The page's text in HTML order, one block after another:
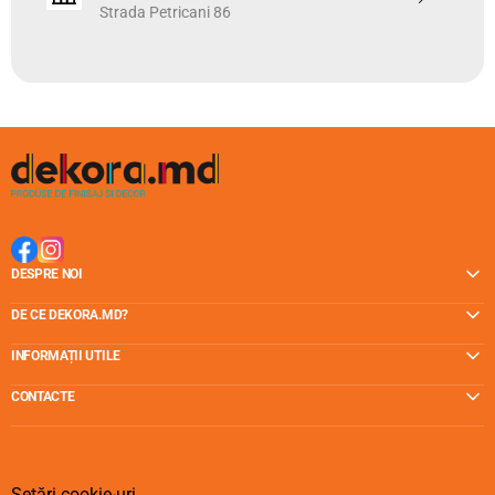
Consola (Suportul) pentru galerii se fixează de perete cu
iluminat, furnitură de mobilier, nuanța textilelor ș.a.
De obicei, sunt destule 2 bucăți de console pentru a forma
un set de galerii, însă când cumpărați bare lungi și subțiri,
mai adăugați a treia consolă pe mijloc pentru a-i adăuga
Strada Petricani 86
DESPRE NOI
DE CE DEKORA.MD?
INFORMAȚII UTILE
CONTACTE